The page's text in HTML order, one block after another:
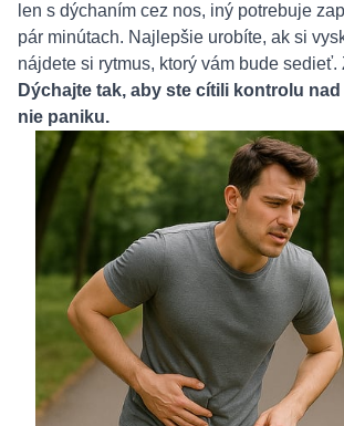
len s dýchaním cez nos, iný potrebuje
pár minútach. Najlepšie urobíte, ak si
nájdete si rytmus, ktorý vám bude sedieť.
Dýchajte tak, aby ste cítili kontrolu
nie paniku.